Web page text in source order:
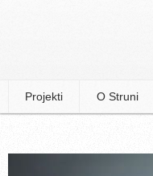
Projekti O Struni